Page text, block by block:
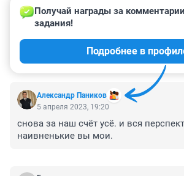
Гость
7 апреля 2023, 00:01
Что за конъюнктурная мерзость в
рассчитано? Роману скорейшего
Александр Паников
Получай награды за
задания!
Подробнее в
5 апреля 2023, 19:20
снова за наш счёт усё. и вся
наивненькие вы мои.